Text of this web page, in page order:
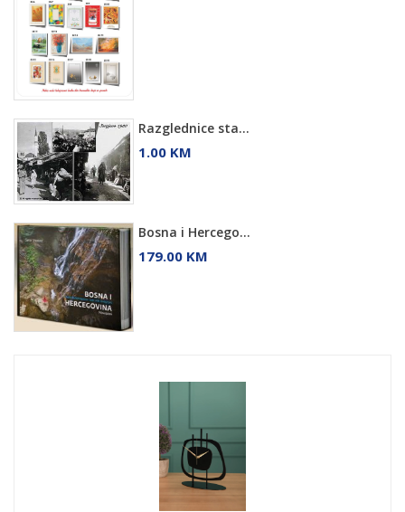
Razglednice sta...
1.00 KM
Bosna i Hercego...
179.00 KM